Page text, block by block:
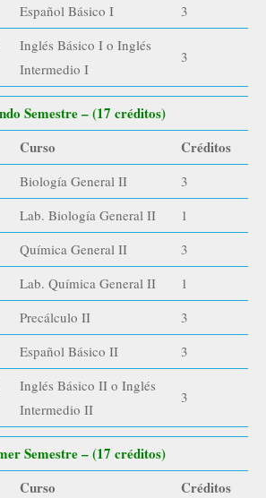
Español Básico I
3
Inglés Básico I o Inglés
Intermedio I
3
Semestre – (17 créditos)
Curso Créditos
Biología General II
3
Lab. Biología General II
1
Química General II
3
Lab. Química General II
1
Precálculo II
3
Español Básico II
3
Inglés Básico II o Inglés
Intermedio II
3
Semestre – (17 créditos)
Curso Créditos